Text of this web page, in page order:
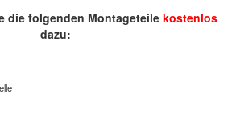
die folgenden Montageteile kostenlos
dazu: